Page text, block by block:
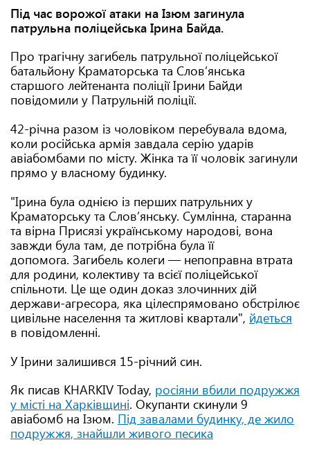
Під час ворожої атаки на Ізюм загинула
патрульна поліцейська Ірина Байда.
Про трагічну загибель патрульної поліцейської
батальйону Краматорська та Словʼянська
старшого лейтенанта поліції Ірини Байди
повідомили у Патрульній поліції.
42-річна разом із чоловіком перебувала вдома,
коли російська армія завдала серію ударів
авіабомбами по місту. Жінка та її чоловік загинули
прямо у власному будинку.
"Ірина була однією із перших патрульних у
Краматорську та Словʼянську. Сумлінна, старанна
та вірна Присязі українському народові, вона
завжди була там, де потрібна була її
допомога. Загибель колеги — непоправна втрата
для родини, колективу та всієї поліцейської
спільноти. Це ще один доказ злочинних дій
держави-агресора, яка цілеспрямовано обстрілює
цивільне населення та житлові квартали", йдеться
в повідомленні.
У Ірини залишився 15-річний син.
Як писав KHARKIV Today, росіяни вбили подружжя
у місті на Харківщині. Окупанти скинули 9
авіабомб на Ізюм. Під завалами будинку, де жило
подружжя, знайшли живого песика